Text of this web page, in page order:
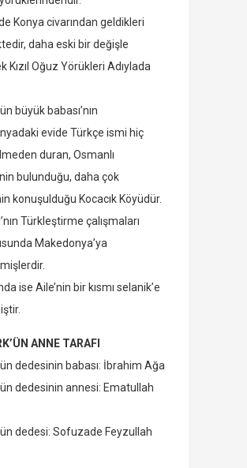
Konya civarından geldikleri
daha eski bir değişle
Kızıl Oğuz Yörükleri Adıylada
büyük babası’nın
evide Türkçe ismi hiç
duran, Osmanlı
bulunduğu, daha çok
konuşulduğu Kocacık Köyüdür.
Türkleştirme çalışmaları
Makedonya’ya
ise Aile’nin bir kısmı selanik’e
ANNE TARAFI
dedesinin babası: İbrahim Ağa
dedesinin annesi: Ematullah
dedesi: Sofuzade Feyzullah